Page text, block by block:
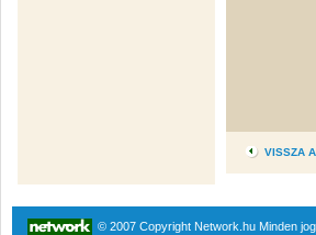
VISSZA
© 2007 Copyright Network.hu Minden